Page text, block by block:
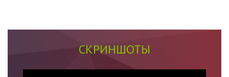
СКРИНШОТЫ